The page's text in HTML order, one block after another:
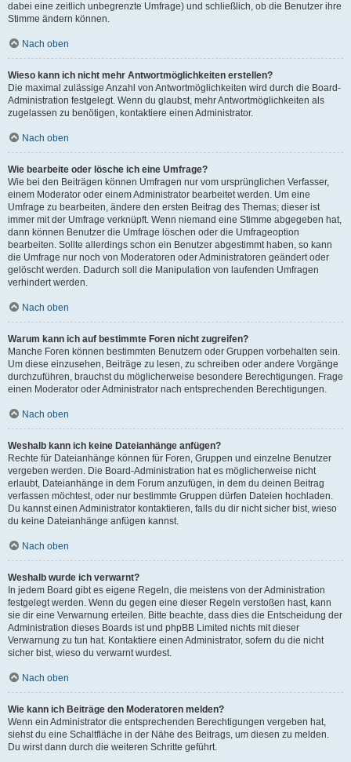
dabei eine zeitlich unbegrenzte Umfrage) und schließlich, ob die Benutzer ihre
Stimme ändern können.
Nach oben
Wieso kann ich nicht mehr Antwortmöglichkeiten erstellen?
Die maximal zulässige Anzahl von Antwortmöglichkeiten wird durch die Board-
Administration festgelegt. Wenn du glaubst, mehr Antwortmöglichkeiten als
zugelassen zu benötigen, kontaktiere einen Administrator.
Nach oben
Wie bearbeite oder lösche ich eine Umfrage?
Wie bei den Beiträgen können Umfragen nur vom ursprünglichen Verfasser,
einem Moderator oder einem Administrator bearbeitet werden. Um eine
Umfrage zu bearbeiten, ändere den ersten Beitrag des Themas; dieser ist
immer mit der Umfrage verknüpft. Wenn niemand eine Stimme abgegeben hat,
dann können Benutzer die Umfrage löschen oder die Umfrageoption
bearbeiten. Sollte allerdings schon ein Benutzer abgestimmt haben, so kann
die Umfrage nur noch von Moderatoren oder Administratoren geändert oder
gelöscht werden. Dadurch soll die Manipulation von laufenden Umfragen
verhindert werden.
Nach oben
Warum kann ich auf bestimmte Foren nicht zugreifen?
Manche Foren können bestimmten Benutzern oder Gruppen vorbehalten sein.
Um diese einzusehen, Beiträge zu lesen, zu schreiben oder andere Vorgänge
durchzuführen, brauchst du möglicherweise besondere Berechtigungen. Frage
einen Moderator oder Administrator nach entsprechenden Berechtigungen.
Nach oben
Weshalb kann ich keine Dateianhänge anfügen?
Rechte für Dateianhänge können für Foren, Gruppen und einzelne Benutzer
vergeben werden. Die Board-Administration hat es möglicherweise nicht
erlaubt, Dateianhänge in dem Forum anzufügen, in dem du deinen Beitrag
verfassen möchtest, oder nur bestimmte Gruppen dürfen Dateien hochladen.
Du kannst einen Administrator kontaktieren, falls du dir nicht sicher bist, wieso
du keine Dateianhänge anfügen kannst.
Nach oben
Weshalb wurde ich verwarnt?
In jedem Board gibt es eigene Regeln, die meistens von der Administration
festgelegt werden. Wenn du gegen eine dieser Regeln verstoßen hast, kann
sie dir eine Verwarnung erteilen. Bitte beachte, dass dies die Entscheidung der
Administration dieses Boards ist und phpBB Limited nichts mit dieser
Verwarnung zu tun hat. Kontaktiere einen Administrator, sofern du die nicht
sicher bist, wieso du verwarnt wurdest.
Nach oben
Wie kann ich Beiträge den Moderatoren melden?
Wenn ein Administrator die entsprechenden Berechtigungen vergeben hat,
siehst du eine Schaltfläche in der Nähe des Beitrags, um diesen zu melden.
Du wirst dann durch die weiteren Schritte geführt.